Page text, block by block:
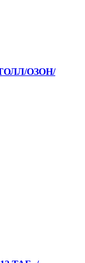
ОЗОН/